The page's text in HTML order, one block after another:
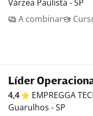
Várzea Paulista - SP
A combinar
Líder
4,4 EMPREGGA
Guarulhos - SP